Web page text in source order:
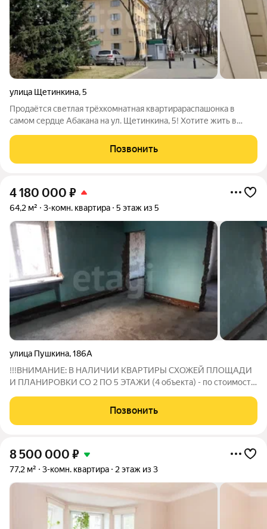
улица Щетинкина,5
Продаётся светлая трёхкомнатная квартирараспашонка в
самом сердце Абакана на ул. Щетинкина, 5! Хотите жить в
отличный вариант! Она расположена на 3м этаже 4этажного
кирпичного дома
Позвонить
4 180 000 ₽
64,2 м² 3-комн. квартира 5 этаж из 5
улица Пушкина,186А
!!!ВНИМАНИЕ: В НАЛИЧИИ КВАРТИРЫ СХОЖЕЙ ПЛОЩАДИ
И ПЛАНИРОВКИ СО 2 ПО 5 ЭТАЖИ (4 объекта) - по стоимости
КВ.М)!!! Состояние при продаже: установлена входная дверь,
выровненный пол, выводы под
Позвонить
8 500 000 ₽
77,2 м² 3-комн. квартира 2 этаж из 3